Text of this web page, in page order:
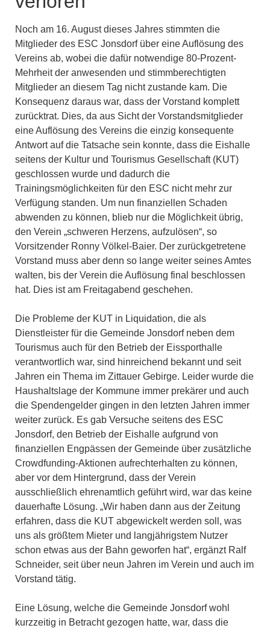
Noch am 16. August dieses Jahres stimmten die
Mitglieder des ESC Jonsdorf über eine Auflösung des
Vereins ab, wobei die dafür notwendige 80-Prozent-
Mehrheit der anwesenden und stimmberechtigten
Mitglieder an diesem Tag nicht zustande kam. Die
Konsequenz daraus war, dass der Vorstand komplett
zurücktrat. Dies, da aus Sicht der Vorstandsmitglieder
eine Auflösung des Vereins die einzig konsequente
Antwort auf die Tatsache sein konnte, dass die Eishalle
seitens der Kultur und Tourismus Gesellschaft (KUT)
geschlossen wurde und dadurch die
Trainingsmöglichkeiten für den ESC nicht mehr zur
Verfügung standen. Um nun finanziellen Schaden
abwenden zu können, blieb nur die Möglichkeit übrig,
den Verein „schweren Herzens, aufzulösen“, so
Vorsitzender Ronny Völkel-Baier. Der zurückgetretene
Vorstand muss aber denn so lange weiter seines Amtes
walten, bis der Verein die Auflösung final beschlossen
hat. Dies ist am Freitagabend geschehen.
Die Probleme der KUT in Liquidation, die als
Dienstleister für die Gemeinde Jonsdorf neben dem
Tourismus auch für den Betrieb der Eissporthalle
verantwortlich war, sind hinreichend bekannt und seit
Jahren ein Thema im Zittauer Gebirge. Leider wurde die
Haushaltslage der Kommune immer prekärer und auch
die Spendengelder gingen in den letzten Jahren immer
weiter zurück. Es gab Versuche seitens des ESC
Jonsdorf, den Betrieb der Eishalle aufgrund von
finanziellen Engpässen der Gemeinde über zusätzliche
Crowdfunding-Aktionen aufrechterhalten zu können,
aber vor dem Hintergrund, dass der Verein
ausschließlich ehrenamtlich geführt wird, war das keine
dauerhafte Lösung. „Wir haben dann aus der Zeitung
erfahren, dass die KUT abgewickelt werden soll, was
uns als größtem Mieter und langjährigstem Nutzer
schon etwas aus der Bahn geworfen hat“, ergänzt Ralf
Schneider, seit über neun Jahren im Verein und auch im
Vorstand tätig.
Eine Lösung, welche die Gemeinde Jonsdorf wohl
kurzzeitig in Betracht gezogen hatte, war, dass die